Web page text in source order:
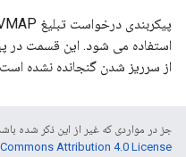
از سرریز شدن گنجانده نشده
جز در مواردی که غیر از این ذکر شده
Commons Attribution 4.0 License